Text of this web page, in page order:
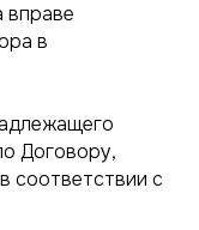
вправе
в
Договору,
соответствии с